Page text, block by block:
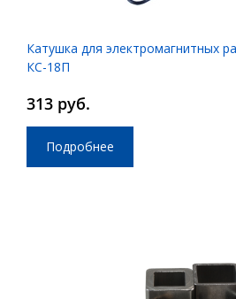
Катушка для электромагнитных
КС-18П
313 руб.
Подробнее